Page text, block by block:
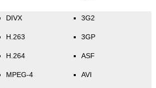
DIVX
H.263
H.264
MPEG-4
3G2
3GP
ASF
AVI